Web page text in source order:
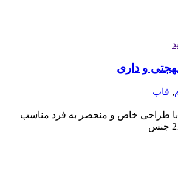
و داری
, قاب
با طراحی خاص و منحصر به فرد مناسب